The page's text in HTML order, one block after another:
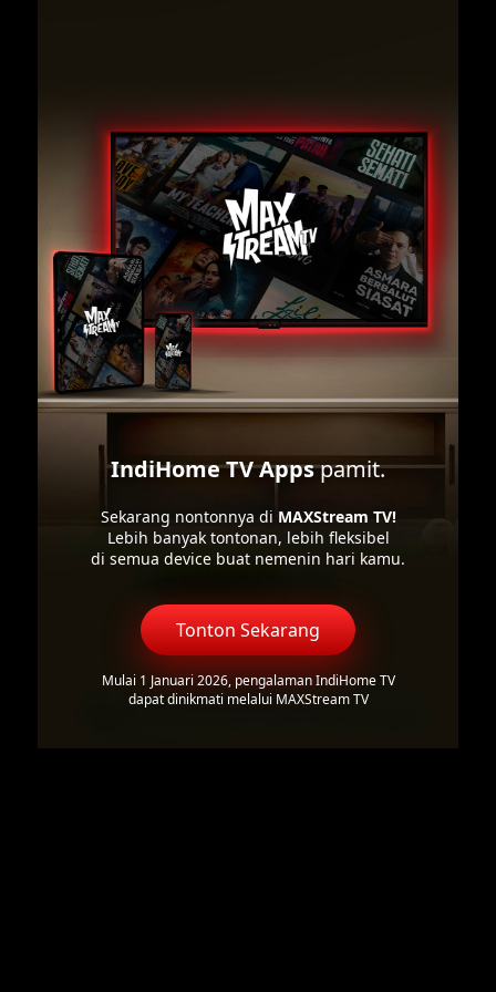
IndiHome TV Appspamit.
Sekarang nontonnya di MAXStream TV!
Lebih banyak tontonan, lebih fleksibel
di semua device buat nemenin hari kamu.
Tonton Sekarang
Mulai 1 Januari 2026, pengalaman IndiHome TV
dapat dinikmati melalui MAXStream TV